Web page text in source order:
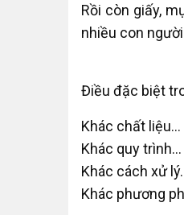
Rồi còn giấy,
nhiều con
Điều đặc biệt
Khác chất liệu…
Khác quy trình…
Khác cách xử
Khác phương